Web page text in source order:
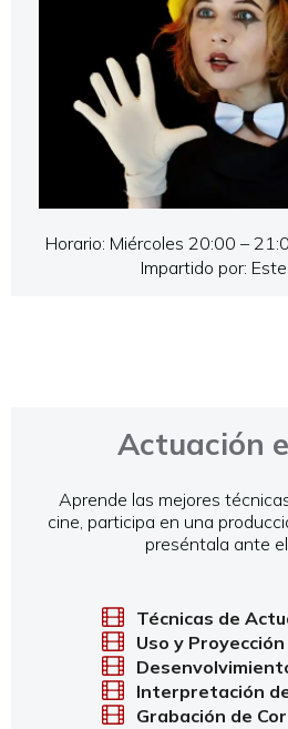
Horario: Miércoles 20:00 –
Impartido por:
Actuación
Aprende las mejores
cine, participa en una
preséntala ante
Técnicas de
Uso y
Interpretación
Grabación de